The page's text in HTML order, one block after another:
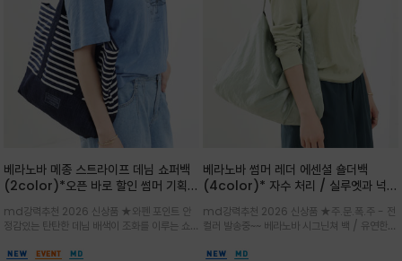
베라노바 메종 스트라이프 데님 쇼퍼백
(2color)*오픈 바로 할인 썸머 기획
말 모임룩, 여행룩까지 ~
md강력추천 2026 신상품 ★와펜 포인트 안
정감있는 탄탄한 데님 배색이 조화를 이루는 쇼
클래식한 네이비·아이보리 스트라이프와 산뜻한
베라노바 썸머 레더 에센셜 숄더백
(4color)* 자수 처리 / 실루엣과 넉넉
셜 숄더백
md강력추천 2026 신상품 ★주.문.폭.주 - 전
컬러 발송중~~ 베라노바 시그닌쳐 백 / 유연한
설계로 어깨의 피로도를 낮춰 편안한 착용/가볍